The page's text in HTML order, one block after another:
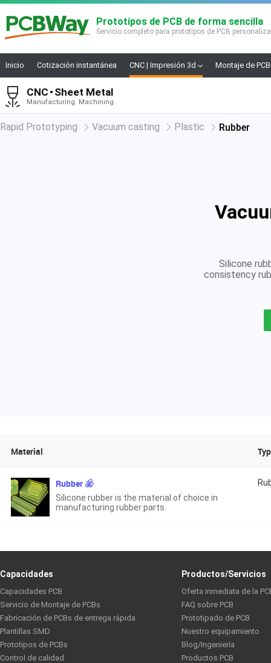
Prototipos de PCB de forma sencilla
Servicio completo para prototipos de PCB
Inicio Cotización instantánea CNC | Impresión 3d Montaje de
CNC Sheet Metal
Manufacturing. Machining.
Rapid Prototyping Vacuum casting Plastic Rubber
Silicone
consistency
Material
Rubber
Silicone rubber is the material of choice in
manufacturing rubber parts.
Capacidades
Capacidades PCB
Servicio de Montaje de PCBs
Fabricación de PCBs de entrega rápida
Plantillas SMD
Prototipos de PCBs
Control de calidad
Productos/Servicios
Oferta inmediata de la
FAQ sobre PCB
Prototipado de PCB
Nuestro equipamiento
Blog/Ingeniería
Productos PCB